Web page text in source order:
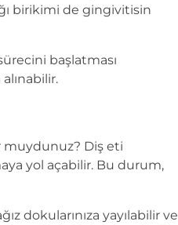
birikimi de gingivitisin
başlatması
muydunuz? Diş eti
yol açabilir. Bu durum,
dokularınıza yayılabilir ve